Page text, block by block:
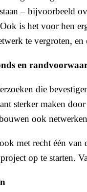
– bijvoorbeeld
is het voor hen
te vergroten,
en
die
sterker maken
ook
met recht één
op te starten.